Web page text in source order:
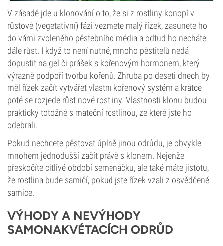
V zásadě jde u klonování o to, že si z rostliny konopí v
růstové (vegetativní) fázi vezmete malý řízek, zasunete ho
do vámi zvoleného pěstebního média a odtud ho necháte
dále růst. I když to není nutné, mnoho pěstitelů nedá
dopustit na gel či prášek s kořenovým hormonem, který
výrazně podpoří tvorbu kořenů. Zhruba po deseti dnech by
měl řízek začít vytvářet vlastní kořenový systém a krátce
poté se rozjede růst nové rostliny. Vlastnosti klonu budou
prakticky totožné s mateční rostlinou, ze které jste ho
odebrali.
Pokud nechcete pěstovat úplně jinou odrůdu, je obvykle
mnohem jednodušší začít právě s klonem. Nejenže
přeskočíte citlivé období semenáčku, ale také máte jistotu,
že rostlina bude samičí, pokud jste řízek vzali z osvědčené
samice.
VÝHODY A NEVÝHODY
SAMONAKVÉTACÍCH ODRŮD